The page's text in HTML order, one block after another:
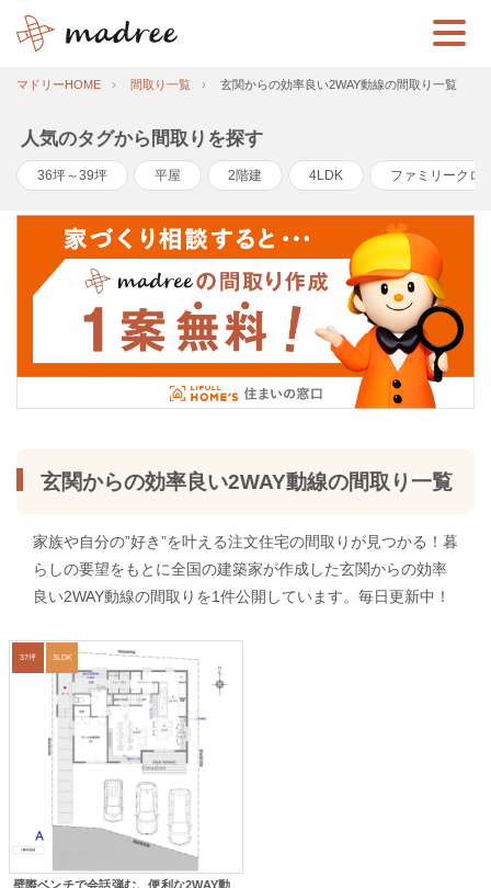
マドリーHOME 間取り一覧 玄関からの効率良い2WAY動線の間取り一覧
人気のタグから間取りを探す
36坪～39坪 平屋 2階建 4LDK ファミリークロ
玄関からの効率良い2WAY動線の間取り一覧
家族や自分の”好き”を叶える注文住宅の間取りが見つかる！暮
らしの要望をもとに全国の建築家が作成した玄関からの効率
良い2WAY動線の間取りを1件公開しています。毎日更新中！
37坪 3LDK
壁際ベンチで会話弾む、便利な2WAY動